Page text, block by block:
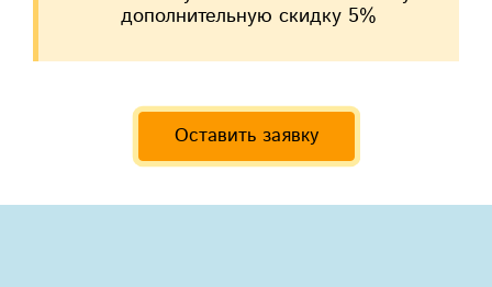
дополнительную скидку 5%
Оставить заявку